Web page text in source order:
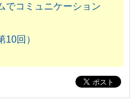
でコミュニケーション
回）